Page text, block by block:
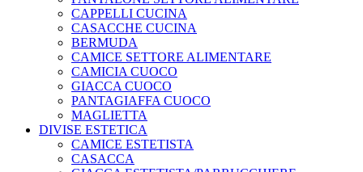
CAPPELLI CUCINA
CASACCHE CUCINA
BERMUDA
CAMICE SETTORE ALIMENTARE
CAMICIA CUOCO
GIACCA CUOCO
PANTAGIAFFA CUOCO
MAGLIETTA
DIVISE ESTETICA
CAMICE ESTETISTA
CASACCA